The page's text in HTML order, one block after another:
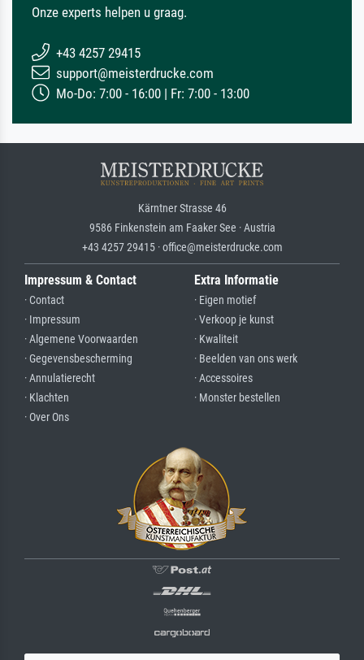
Onze experts helpen u graag.
+43 4257 29415
support@meisterdrucke.com
Mo-Do: 7:00 - 16:00 | Fr: 7:00 - 13:00
Kärntner Strasse 46
9586 Finkenstein am Faaker See · Austria
+43 4257 29415 · office@meisterdrucke.com
Impressum & Contact
· Contact
· Impressum
· Algemene Voorwaarden
· Gegevensbescherming
· Annulatierecht
· Klachten
· Over Ons
Extra Informatie
· Eigen motief
· Verkoop je kunst
· Kwaliteit
· Beelden van ons werk
· Accessoires
· Monster bestellen